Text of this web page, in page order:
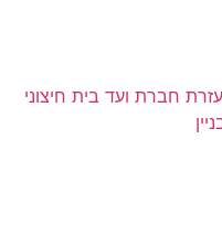
חברת ועד בית חיצוני